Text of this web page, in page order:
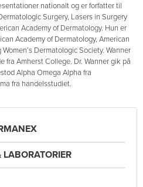
nationalt og er forfatter til
Surgery, Lasers in Surgery
Academy of Dermatology. Hun er
Academy of Dermatology, American
Dermatologic Society. Wanner
fra Amherst College. Dr. Wanner gik på
Alpha Omega Alpha fra
fra handelsstudiet.